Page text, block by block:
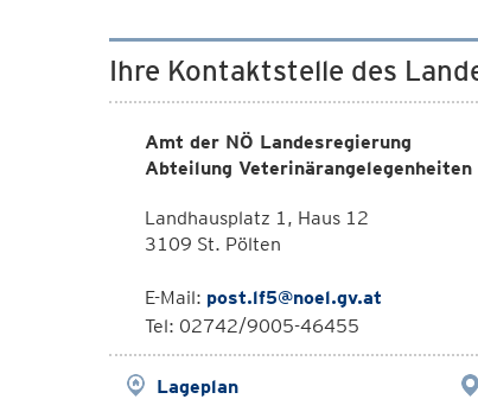
Ihre Kontaktstelle des
Amt der NÖ Landesregierung
Abteilung
Landhausplatz 1, Haus 12
3109 St. Pölten
E-Mail: post.lf5@noel.gv.at
Tel: 02742/9005-46455
Lageplan